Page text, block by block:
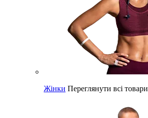
Жінки Переглянути всі товари